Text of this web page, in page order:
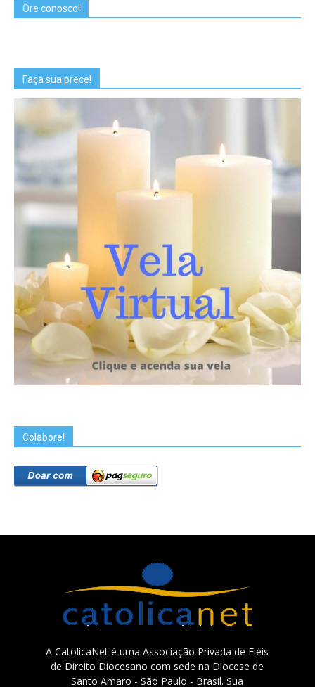
Ore conosco!
Faça sua prece!
Colabore!
A CatolicaNet é uma Associação Privada de Fiéis
de Direito Diocesano com sede na Diocese de
Santo Amaro - São Paulo - Brasil. Sua